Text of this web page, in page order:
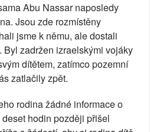
Abu Nassar naposledy
Jsou zde rozmístěny
jsme k němu, ale dostali
Byl zadržen izraelskými vojáky
dítětem, zatímco pozemní
zatlačily zpět.
rodina žádné informace o
hodin později přišel